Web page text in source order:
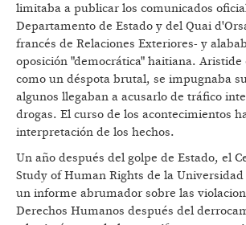
limitaba a publicar los comunicados
Departamento de Estado y del Quai
francés de Relaciones Exteriores- y
oposición "democrática" haitiana.
como un déspota brutal, se impugnaba
algunos llegaban a acusarlo de tráfico
drogas. El curso de los acontecimientos
interpretación de los hechos.
Un año después del golpe de Estado, el
Study of Human Rights de la
un informe abrumador sobre las
Derechos Humanos después del